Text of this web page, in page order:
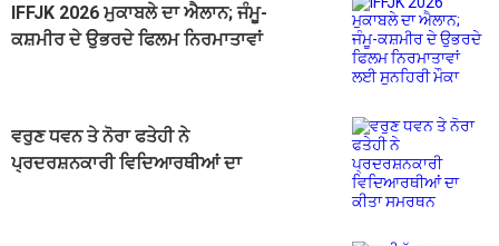
IFFJK 2026 ਮੁਕਾਬਲੇ ਦਾ ਐਲਾਨ; ਜੰਮੂ-
ਕਸ਼ਮੀਰ ਦੇ ਉਭਰਦੇ ਫਿਲਮ ਨਿਰਮਾਤਾਵਾਂ
ਵਰੁਣ ਧਵਨ ਤੇ ਨੋਰਾ ਫਤੇਹੀ ਨੇ
ਪ੍ਰਦਰਸ਼ਨਕਾਰੀ ਵਿਦਿਆਰਥੀਆਂ ਦਾ